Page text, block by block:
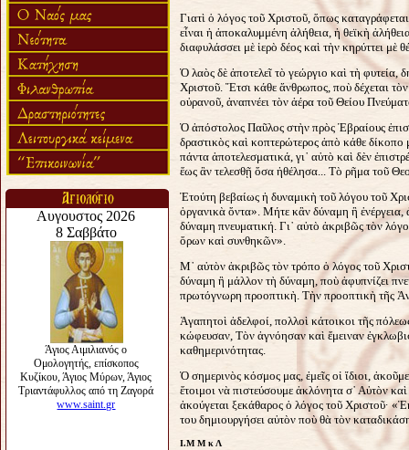
Γιατὶ ὁ λόγος τοῦ Χριστοῦ, ὅπως
εἶναι ἡ ἀποκαλυμμένη ἀλήθεια, ἡ θεϊκὴ
διαφυλάσσει μὲ ἱερὸ δέος καὶ τὴν κηρύττει
Ὁ λαὸς δὲ ἀποτελεῖ τὸ γεώργιο καὶ τὴ φυτεία,
Χριστοῦ. Ἔτσι κάθε ἄνθρωπος, ποὺ δέχεται
οὐρανοῦ, ἀναπνέει τὸν ἀέρα τοῦ Θείου
Ὁ ἀπόστολος Παῦλος στὴν πρὸς Ἑβραίους
δραστικὸς καὶ κοπτερώτερος ἀπὸ κάθε δίκοπο
πάντα ἀποτελεσματικά, γι᾿ αὐτὸ καὶ δὲν
ἕως ἂν τελεσθῇ ὅσα ἠθέλησα... Τὸ ρῆμα τοῦ
Ἐτούτη βεβαίως ἡ δυναμικὴ τοῦ λόγου τοῦ
ὀργανικὰ ὄντα». Μήτε κἂν δύναμη ἢ ἐνέργεια,
δύναμη πνευματική. Γι᾿ αὐτὸ ἀκριβῶς τὸν
ὅρων καὶ συνθηκῶν».
Μ᾿ αὐτὸν ἀκριβῶς τὸν τρόπο ὁ λόγος τοῦ
δύναμη ἢ μάλλον τὴ δύναμη, ποὺ ἀφυπνίζει
πρωτόγνωρη προοπτικὴ. Τὴν προοπτικὴ τῆς
Ἀγαπητοὶ ἀδελφοί, πολλοὶ κάτοικοι τῆς
κώφευσαν, Τὸν ἀγνόησαν καὶ ἔμειναν
καθημερινότητας.
Ὁ σημερινὸς κόσμος μας, ἐμεῖς οἱ ἴδιοι,
ἕτοιμοι νὰ πιστεύσουμε ἀκλόνητα σ᾿ Αὐτὸν
ἀκούγεται ξεκάθαρος ὁ λόγος τοῦ Χριστοῦ·
του δημιουργήσει αὐτὸν ποὺ θὰ τὸν
Ι.Μ Μ κ Λ